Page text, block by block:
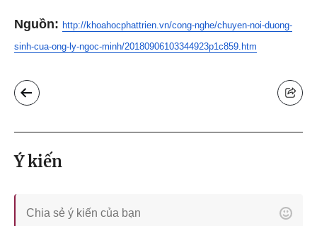
Nguồn: http://khoahocphattrien.vn/cong-nghe/chuyen-noi-duong-
sinh-cua-ong-ly-ngoc-minh/20180906103344923p1c859.htm
Ý kiến